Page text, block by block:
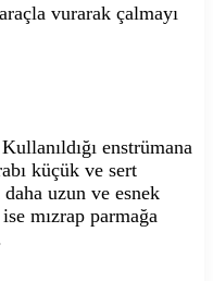
vurarak çalmayı
enstrümana
küçük ve sert
uzun ve esnek
mızrap parmağa